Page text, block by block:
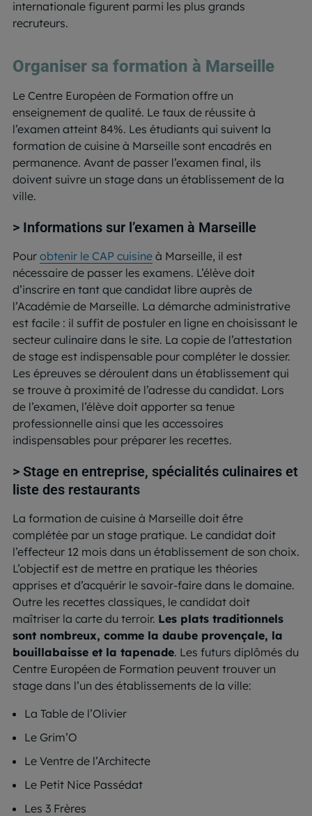
internationale figurent parmi les plus grands
recruteurs.
Organiser sa formation à Marseille
Le Centre Européen de Formation offre un
enseignement de qualité. Le taux de réussite à
l’examen atteint 84%. Les étudiants qui suivent la
formation de cuisine à Marseille sont encadrés en
permanence. Avant de passer l’examen final, ils
doivent suivre un stage dans un établissement de la
ville.
> Informations sur l’examen à Marseille
Pour obtenir le CAP cuisine à Marseille, il est
nécessaire de passer les examens. L’élève doit
d’inscrire en tant que candidat libre auprès de
l’Académie de Marseille. La démarche administrative
est facile : il suffit de postuler en ligne en choisissant le
secteur culinaire dans le site. La copie de l’attestation
de stage est indispensable pour compléter le dossier.
Les épreuves se déroulent dans un établissement qui
se trouve à proximité de l’adresse du candidat. Lors
de l’examen, l’élève doit apporter sa tenue
professionnelle ainsi que les accessoires
indispensables pour préparer les recettes.
> Stage en entreprise, spécialités culinaires et
liste des restaurants
La formation de cuisine à Marseille doit être
complétée par un stage pratique. Le candidat doit
l’effecteur 12 mois dans un établissement de son choix.
L’objectif est de mettre en pratique les théories
apprises et d’acquérir le savoir-faire dans le domaine.
Outre les recettes classiques, le candidat doit
maîtriser la carte du terroir. Les plats traditionnels
sont nombreux, comme la daube provençale, la
bouillabaisse et la tapenade. Les futurs diplômés du
Centre Européen de Formation peuvent trouver un
stage dans l’un des établissements de la ville:
La Table de l’Olivier
Le Grim’O
Le Ventre de l’Architecte
Le Petit Nice Passédat
Les 3 Frères